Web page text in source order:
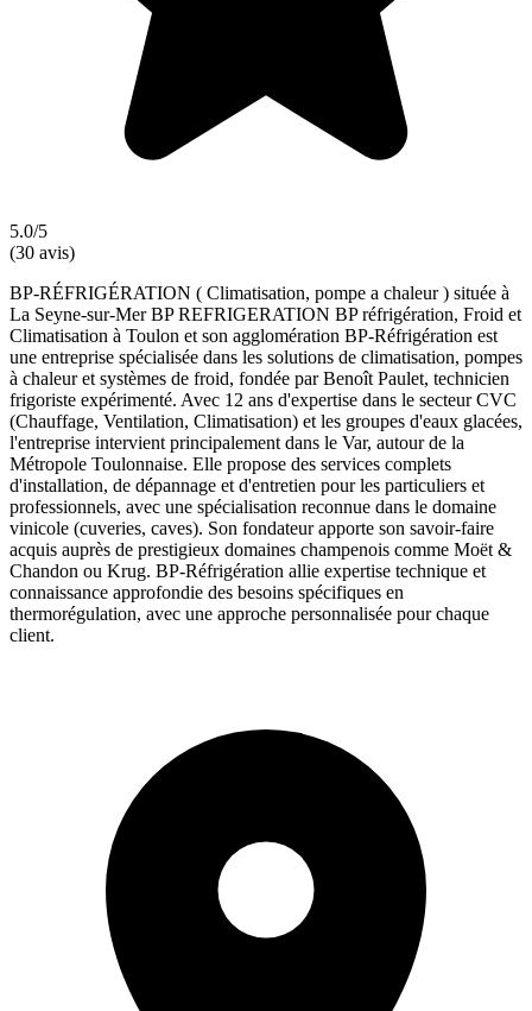
5.0/5
(30 avis)
BP-RÉFRIGÉRATION ( Climatisation, pompe a chaleur ) située à
La Seyne-sur-Mer BP REFRIGERATION BP réfrigération, Froid et
Climatisation à Toulon et son agglomération BP-Réfrigération est
une entreprise spécialisée dans les solutions de climatisation, pompes
à chaleur et systèmes de froid, fondée par Benoît Paulet, technicien
frigoriste expérimenté. Avec 12 ans d'expertise dans le secteur CVC
(Chauffage, Ventilation, Climatisation) et les groupes d'eaux glacées,
l'entreprise intervient principalement dans le Var, autour de la
Métropole Toulonnaise. Elle propose des services complets
d'installation, de dépannage et d'entretien pour les particuliers et
professionnels, avec une spécialisation reconnue dans le domaine
vinicole (cuveries, caves). Son fondateur apporte son savoir-faire
acquis auprès de prestigieux domaines champenois comme Moët &
Chandon ou Krug. BP-Réfrigération allie expertise technique et
connaissance approfondie des besoins spécifiques en
thermorégulation, avec une approche personnalisée pour chaque
client.